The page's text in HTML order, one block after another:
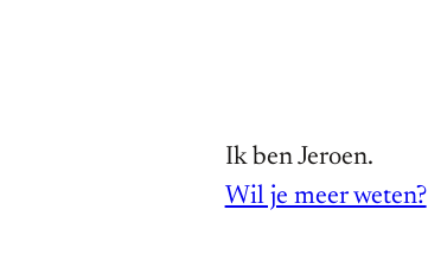
Ik ben Jeroen.
Wil je meer weten?